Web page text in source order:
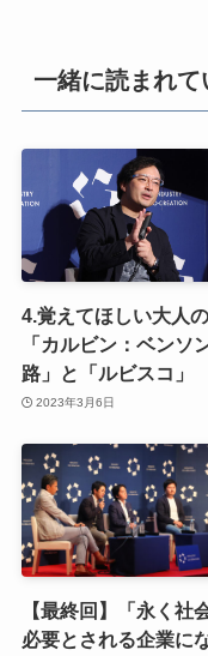
一緒に読まれて
4.覚えてほしい大人
「カルビン：ベンソ
路」と「ルビスコ」
2023年3月6日
【最終回】「永く社
必要とされる企業に